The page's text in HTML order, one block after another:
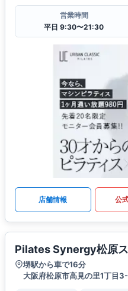
営業時間
平日 9:30〜21:30
店舗情報 公
Pilates Synergy松原
堺駅から車で16分
大阪府松原市高見の里1丁目